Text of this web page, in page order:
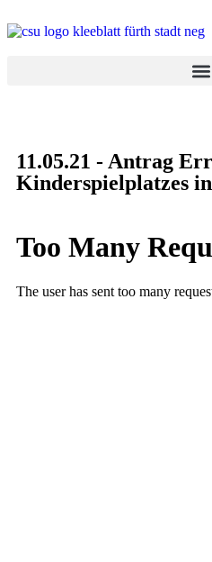
11.05.21 - Antrag
Kinderspielplatzes